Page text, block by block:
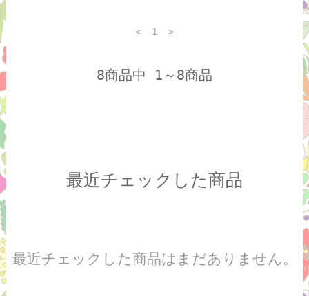
< 1 >
8商品中 1～8商品
最近チェックした商品
最近チェックした商品はまだありません。